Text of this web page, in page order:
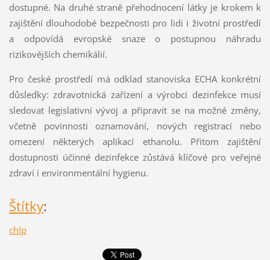
dostupné. Na druhé straně přehodnocení látky je krokem k
zajištění dlouhodobé bezpečnosti pro lidi i životní prostředí
a odpovídá evropské snaze o postupnou náhradu
rizikovějších chemikálií.
Pro české prostředí má odklad stanoviska ECHA konkrétní
důsledky: zdravotnická zařízení a výrobci dezinfekce musí
sledovat legislativní vývoj a připravit se na možné změny,
včetně povinnosti oznamování, nových registrací nebo
omezení některých aplikací ethanolu. Přitom zajištění
dostupnosti účinné dezinfekce zůstává klíčové pro veřejné
zdraví i environmentální hygienu.
Štítky:
chlp